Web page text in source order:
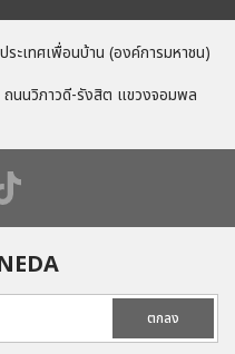
ะเทศเพื่อนบ้าน (องค์การมหาชน)
ถนนวิภาวดี-รังสิต แขวงจอมพล
ตกลง